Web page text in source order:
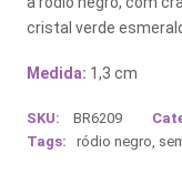
cristal verde
Medida: 1,3 cm
SKU: BR6209
Tags:
ródio negro,